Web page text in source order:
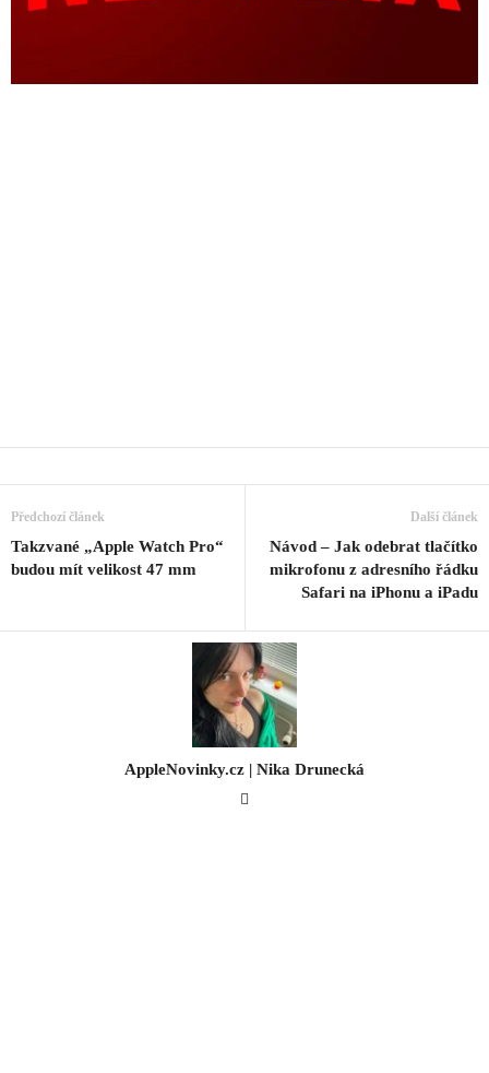
Předchozí článek
Takzvané „Apple Watch Pro“
budou mít velikost 47 mm
Další článek
Návod – Jak odebrat tlačítko
mikrofonu z adresního řádku
Safari na iPhonu a iPadu
AppleNovinky.cz | Nika Drunecká